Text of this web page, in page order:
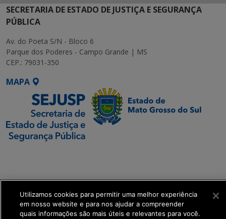
SECRETARIA DE ESTADO DE JUSTIÇA E SEGURANÇA
PÚBLICA
Av. do Poeta S/N - Bloco 6
Parque dos Poderes - Campo Grande | MS
CEP.: 79031-350
MAPA
Transformação Digital
get_footer();
Utilizamos cookies para permitir uma melhor experiência
em nosso website e para nos ajudar a compreender
quais informações são mais úteis e relevantes para você.